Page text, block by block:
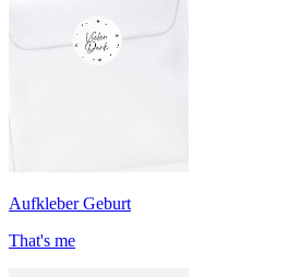
Aufkleber Geburt
That's me